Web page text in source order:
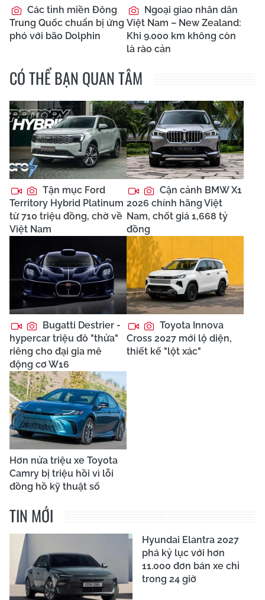
Các tỉnh miền Đông
Trung Quốc chuẩn bị ứng
phó với bão Dolphin
Ngoại giao nhân dân
Việt Nam – New Zealand:
Khi 9.000 km không còn
là rào cản
CÓ THỂ BẠN QUAN TÂM
Tận mục Ford
Territory Hybrid Platinum
từ 710 triệu đồng, chờ về
Việt Nam
Cận cảnh BMW X1
2026 chính hãng Việt
Nam, chốt giá 1,668 tỷ
đồng
Bugatti Destrier -
hypercar triệu đô "thửa"
riêng cho đại gia mê
động cơ W16
Toyota Innova
Cross 2027 mới lộ diện,
thiết kế "lột xác"
Hơn nửa triệu xe Toyota
Camry bị triệu hồi vì lỗi
đồng hồ kỹ thuật số
TIN MỚI
Hyundai Elantra 2027
phá kỷ lục với hơn
11.000 đơn bán xe chỉ
trong 24 giờ